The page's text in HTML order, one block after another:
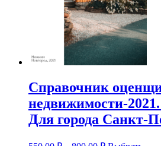
Справочник
недвижимости-
Для города Санкт-